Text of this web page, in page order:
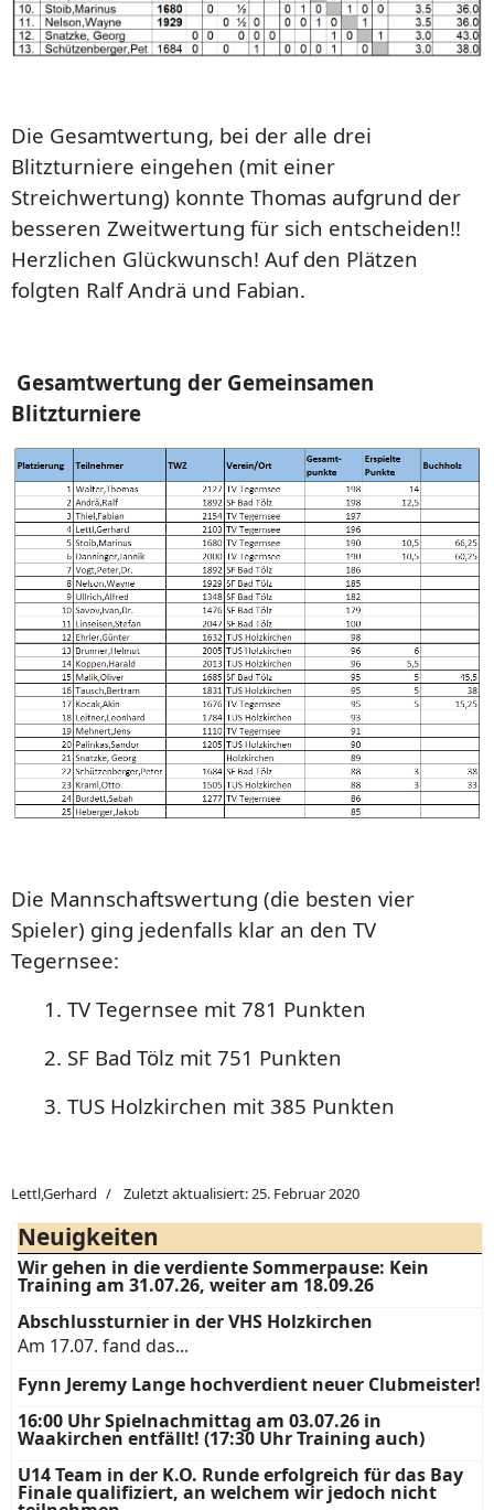
Die Gesamtwertung, bei der alle drei
Blitzturniere eingehen (mit einer
Streichwertung) konnte Thomas aufgrund der
besseren Zweitwertung für sich entscheiden!!
Herzlichen Glückwunsch! Auf den Plätzen
folgten Ralf Andrä und Fabian.
Gesamtwertung der Gemeinsamen
Blitzturniere
Die Mannschaftswertung (die besten vier
Spieler) ging jedenfalls klar an den TV
Tegernsee:
1. TV Tegernsee mit 781 Punkten
2. SF Bad Tölz mit 751 Punkten
3. TUS Holzkirchen mit 385 Punkten
Lettl,Gerhard Zuletzt aktualisiert: 25. Februar 2020
Neuigkeiten
Wir gehen in die verdiente Sommerpause: Kein
Training am 31.07.26, weiter am 18.09.26
Abschlussturnier in der VHS Holzkirchen
Am 17.07. fand das...
Fynn Jeremy Lange hochverdient neuer Clubmeister!
16:00 Uhr Spielnachmittag am 03.07.26 in
Waakirchen entfällt! (17:30 Uhr Training auch)
U14 Team in der K.O. Runde erfolgreich für das Bay
Finale qualifiziert, an welchem wir jedoch nicht